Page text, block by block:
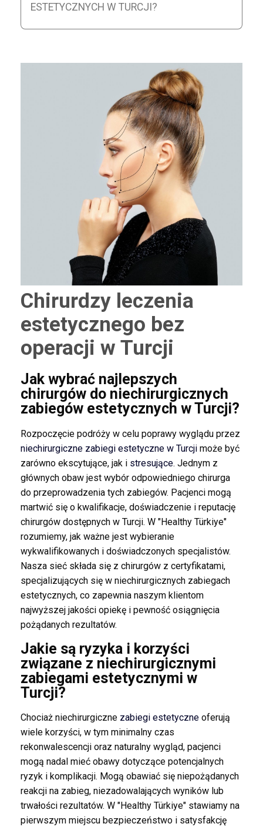
ESTETYCZNYCH W TURCJI?
Chirurdzy leczenia
estetycznego bez
operacji w Turcji
Jak wybrać najlepszych
chirurgów do niechirurgicznych
zabiegów estetycznych w Turcji?
Rozpoczęcie podróży w celu poprawy wyglądu przez
niechirurgiczne zabiegi estetyczne w Turcjimoże być
zarówno ekscytujące, jak i stresujące. Jednym z
głównych obaw jest wybór odpowiedniego chirurga
do przeprowadzenia tych zabiegów. Pacjenci mogą
martwić się o kwalifikacje, doświadczenie i reputację
chirurgów dostępnych w Turcji. W "Healthy Türkiye"
rozumiemy, jak ważne jest wybieranie
wykwalifikowanych i doświadczonych specjalistów.
Nasza sieć składa się z chirurgów z certyfikatami,
specjalizujących się w niechirurgicznych zabiegach
estetycznych, co zapewnia naszym klientom
najwyższej jakości opiekę i pewność osiągnięcia
pożądanych rezultatów.
Jakie są ryzyka i korzyści
związane z niechirurgicznymi
zabiegami estetycznymi w
Turcji?
Chociaż niechirurgiczne zabiegi estetyczneoferują
wiele korzyści, w tym minimalny czas
rekonwalescencji oraz naturalny wygląd, pacjenci
mogą nadal mieć obawy dotyczące potencjalnych
ryzyk i komplikacji. Mogą obawiać się niepożądanych
reakcji na zabieg, niezadowalających wyników lub
trwałości rezultatów. W "Healthy Türkiye" stawiamy na
pierwszym miejscu bezpieczeństwo i satysfakcję